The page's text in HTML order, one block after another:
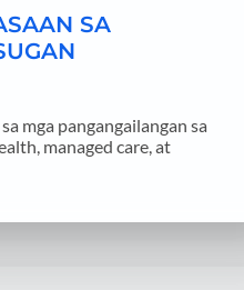
SA
mga pangangailangan sa
managed care, at